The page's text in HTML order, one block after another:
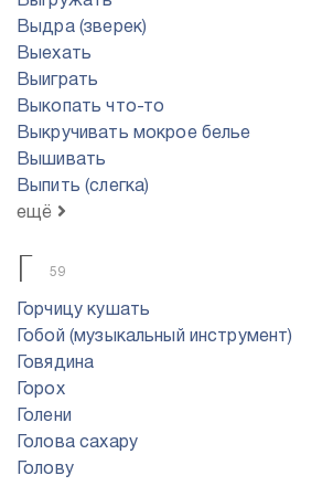
Выдра (зверек)
Выехать
Выиграть
Выкопать что-то
Выкручивать мокрое белье
Вышивать
Выпить (слегка)
ещё
Г 59
Горчицу кушать
Гобой (музыкальный инструмент)
Говядина
Горох
Голени
Голова сахару
Голову